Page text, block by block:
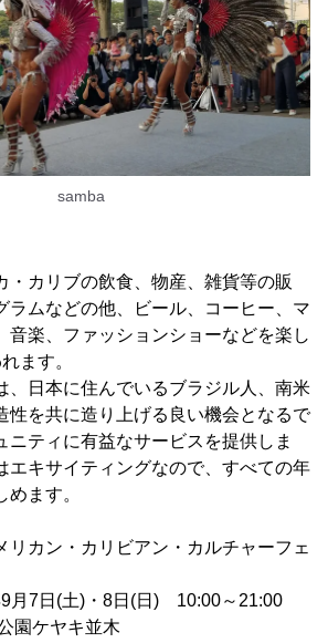
samba
・カリブの飲食、物産、雑貨等の販
ラムなどの他、ビール、コーヒー、マ
音楽、ファッションショーなどを楽し
ます。
、日本に住んでいるブラジル人、南米
性を共に造り上げる良い機会となるで
ニティに有益なサービスを提供しま
エキサイティングなので、すべての年
ます。
リカン・カリビアン・カルチャーフェ
9月7日(土)・8日(日) 10:00～21:00
ケヤキ並木